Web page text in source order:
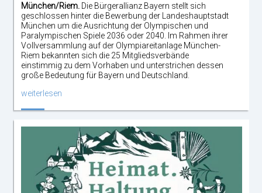
München/Riem. Die Bürgerallianz Bayern stellt sich
geschlossen hinter die Bewerbung der Landeshauptstadt
München um die Ausrichtung der Olympischen und
Paralympischen Spiele 2036 oder 2040. Im Rahmen ihrer
Vollversammlung auf der Olympiareitanlage München-
Riem bekannten sich die 25 Mitgliedsverbände
einstimmig zu dem Vorhaben und unterstrichen dessen
große Bedeutung für Bayern und Deutschland.
weiterlesen